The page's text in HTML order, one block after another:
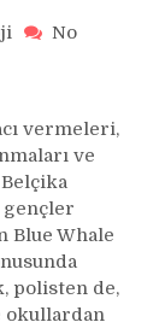
No
vermeleri,
ve
gençler
Whale
polisten de,
okullardan